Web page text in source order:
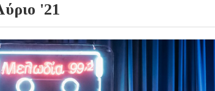
'21